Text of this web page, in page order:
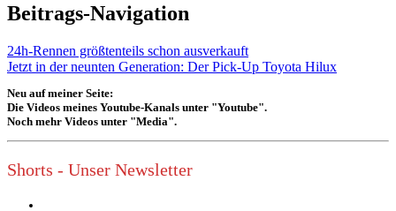
Beitrags-Navigation
24h-Rennen größtenteils schon ausverkauft
Jetzt in der neunten Generation: Der Pick-Up Toyota Hilux
Neu auf meiner Seite:
Die Videos meines Youtube-Kanals unter "Youtube".
Noch mehr Videos unter "Media".
Shorts - Unser Newsletter